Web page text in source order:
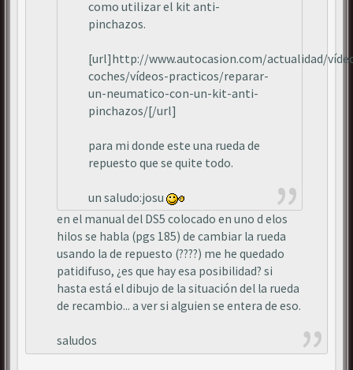
como utilizar el kit anti-
pinchazos.
[url]http://www.autocasion.com/actualidad/
coches/vídeos-practicos/reparar-
un-neumatico-con-un-kit-anti-
pinchazos/[/url]
para mi donde este una rueda de
repuesto que se quite todo.
un saludo:josu
en el manual del DS5 colocado en uno d elos
hilos se habla (pgs 185) de cambiar la rueda
usando la de repuesto (????) me he quedado
patidifuso, ¿es que hay esa posibilidad? si
hasta está el dibujo de la situación del la rueda
de recambio... a ver si alguien se entera de eso.
saludos